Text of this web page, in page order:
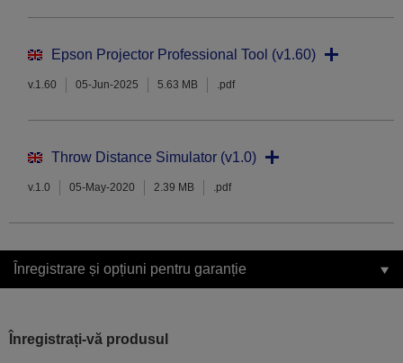
Epson Projector Professional Tool (v1.60)
v.1.60 05-Jun-2025 5.63 MB .pdf
Throw Distance Simulator (v1.0)
v.1.0 05-May-2020 2.39 MB .pdf
Înregistrare și opțiuni pentru garanție
Înregistrați-vă produsul